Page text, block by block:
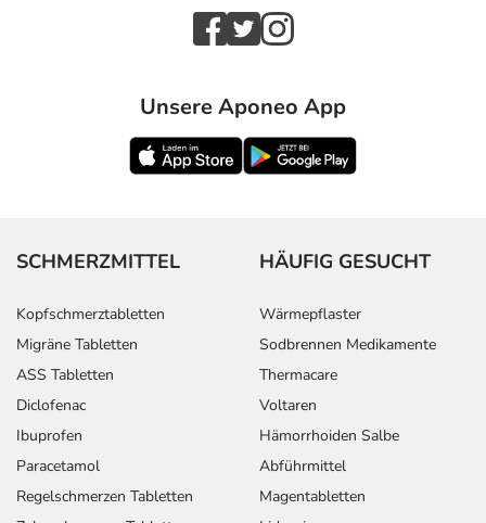
Unsere Aponeo App
SCHMERZMITTEL
Kopfschmerztabletten
Migräne Tabletten
ASS Tabletten
Diclofenac
Ibuprofen
Paracetamol
Regelschmerzen Tabletten
HÄUFIG GESUCHT
Wärmepflaster
Sodbrennen Medikamente
Thermacare
Voltaren
Hämorrhoiden Salbe
Abführmittel
Magentabletten